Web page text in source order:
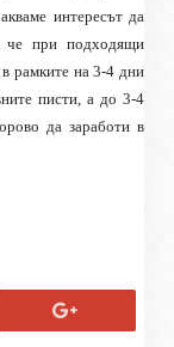
интересът да
че при подходящи
в рамките на 3-4 дни
писти, а до 3-4
да заработи в